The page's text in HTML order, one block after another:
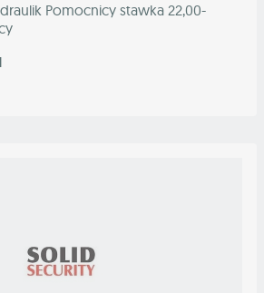
Pomocnicy stawka 22,00-